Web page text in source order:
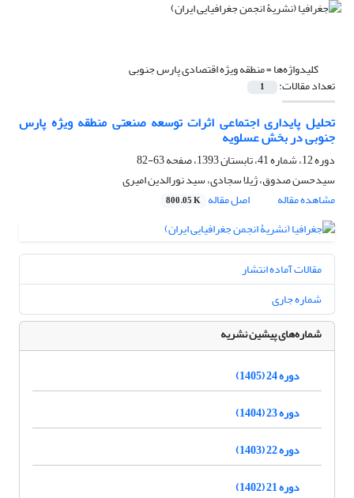
کلیدواژه‌ها =منطقه ویژه اقتصادی پارس جنوبی
تعداد مقالات: 1
تحلیل پایداری اجتماعی اثرات توسعه صنعتی منطقه ویژه پارس
جنوبی در بخش عسلویه
دوره 12، شماره 41، تابستان 1393، صفحه
63-82
سیدحسن صدوق، ژیلا سجادی، سید نورالدین امیری
مشاهده مقاله
اصل مقاله 800.05 K
مقالات آماده انتشار
شماره جاری
شماره‌های پیشین نشریه
دوره 24 (1405)
دوره 23 (1404)
دوره 22 (1403)
دوره 21 (1402)